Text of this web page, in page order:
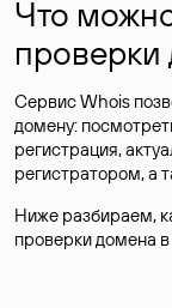
Что
Сервис Whois
домену:
регистрация,
регистратором, а
Ниже разбираем,
проверки домена